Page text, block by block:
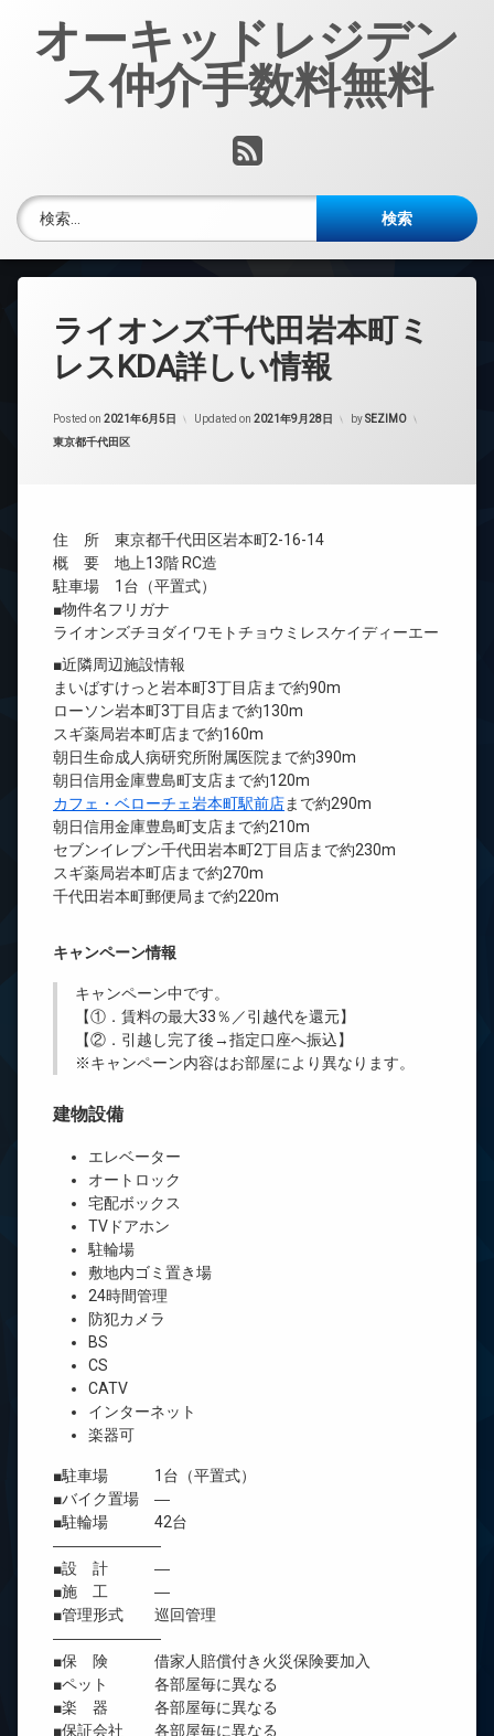
オーキッドレジデン
ス仲介手数料無料
RSS
検索:
ライオンズ千代田岩本町ミ
レスKDA詳しい情報
Posted on 2021年6月5日 Updated on 2021年9月28日 bySEZIMO
カテゴリー:
東京都千代田区
住 所 東京都千代田区岩本町2-16-14
概 要 地上13階 RC造
駐車場 1台（平置式）
■物件名フリガナ
ライオンズチヨダイワモトチョウミレスケイディーエー
■近隣周辺施設情報
まいばすけっと岩本町3丁目店まで約90m
ローソン岩本町3丁目店まで約130m
スギ薬局岩本町店まで約160m
朝日生命成人病研究所附属医院まで約390m
朝日信用金庫豊島町支店まで約120m
カフェ・ベローチェ岩本町駅前店まで約290m
朝日信用金庫豊島町支店まで約210m
セブンイレブン千代田岩本町2丁目店まで約230m
スギ薬局岩本町店まで約270m
千代田岩本町郵便局まで約220m
キャンペーン情報
キャンペーン中です。
【①．賃料の最大33％／引越代を還元】
【②．引越し完了後→指定口座へ振込】
※キャンペーン内容はお部屋により異なります。
建物設備
エレベーター
オートロック
宅配ボックス
TVドアホン
駐輪場
敷地内ゴミ置き場
24時間管理
防犯カメラ
BS
CS
CATV
インターネット
楽器可
■駐車場 1台（平置式）
■バイク置場 ―
■駐輪場 42台
―――――――
■設 計 ―
■施 工 ―
■管理形式 巡回管理
―――――――
■保 険 借家人賠償付き火災保険要加入
■ペット 各部屋毎に異なる
■楽 器 各部屋毎に異なる
■保証会社 各部屋毎に異なる